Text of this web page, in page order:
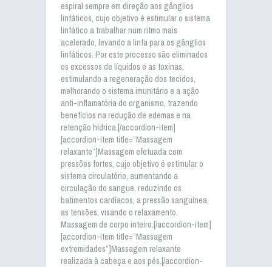
espiral sempre em direção aos gânglios
linfáticos, cujo objetivo é estimular o sistema
linfático a trabalhar num ritmo mais
acelerado, levando a linfa para os gânglios
linfáticos. Por este processo são eliminados
os excessos de líquidos e as toxinas,
estimulando a regeneração dos tecidos,
melhorando o sistema imunitário e a ação
anti-inflamatória do organismo, trazendo
benefícios na redução de edemas e na
retenção hídrica.[/accordion-item]
[accordion-item title=”Massagem
relaxante”]Massagem efetuada com
pressões fortes, cujo objetivo é estimular o
sistema circulatório, aumentando a
circulação do sangue, reduzindo os
batimentos cardíacos, a pressão sanguínea,
as tensões, visando o relaxamento.
Massagem de corpo inteiro.[/accordion-item]
[accordion-item title=”Massagem
extremidades”]Massagem relaxante
realizada à cabeça e aos pés.[/accordion-